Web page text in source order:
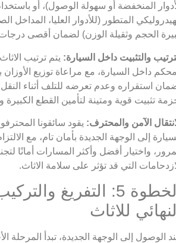
المنخفضة أو سهولة الوصول)، أو
المتطور (للأدوار العليا، المداخل
الحجم وثقيلة الوزن) لضمان أقصى
والتثبيت داخل السيارة: يتم ترتيب
داخل السيارة، مع مراعاة توزيع
استقراره وعدم تعرضه للتلف أثناء
تثبيت قوية ومتينة لتأمين القطع الكبيرة
الآمن والمحترف: يقود سائقونا
إلى الوجهة الجديدة بأمان تام، مع
واختيار أفضل وأكثر المسارات أمانًا
التي قد تؤثر على سلامة الاثاث.
الخطوة 5: التفريغ
للاثاث
الوصول إلى الوجهة الجديدة، تبدأ المرحلة